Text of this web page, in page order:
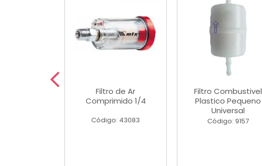
Filtro de Ar
Comprimido 1/4
Código: 43083
Filtro Combustivel
Plastico Pequeno
Universal
Código: 9157